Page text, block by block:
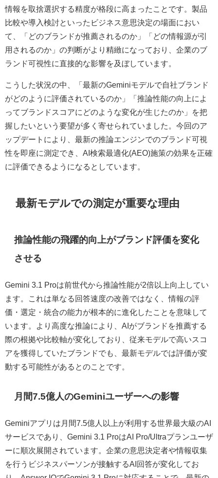
情報を取捨選択する精度が格段に高まったことです。製品
比較や導入検討といったビジネス意思決定の場面におい
て、「どのブランドが推薦されるのか」「どの情報源が引
用されるのか」の判断がより精緻になっており、企業のブ
ランド可視性に直接的な影響を及ぼしています。
こうした状況の中、「最新のGeminiモデルで自社ブランド
がどのように評価されているのか」「推論性能の向上によ
ってブランドスコアにどのような変化が生じたのか」を把
握したいという要望が多く寄せられていました。今回のア
ップデートにより、最新の推論エンジンでのブランド可視
性を即座に測定でき、AI検索最適化(AEO)施策の効果を正確
に評価できるようになるとしています。
最新モデルでの測定が重要な理由
推論性能の飛躍的向上がブランド評価を変化
させる
Gemini 3.1 Proは前世代から推論性能が2倍以上向上してい
ます。これは単なる回答速度の改善ではなく、情報の評
価・選定・統合の能力が根本的に進化したことを意味して
います。より高度な推論により、AIがブランドを推薦する
際の根拠や比較軸が変化しており、従来モデルで高いスコ
アを獲得していたブランドでも、最新モデルでは評価が変
動する可能性があるとのことです。
月間7.5億人のGeminiユーザーへの影響
Geminiアプリは月間7.5億人以上が利用する世界最大級のAI
サービスであり、Gemini 3.1 ProはAI Pro/Ultraプランユーザ
ーに順次展開されています。企業の意思決定者や情報収集
を行うビジネスパーソンが接触するAI回答が変化してお